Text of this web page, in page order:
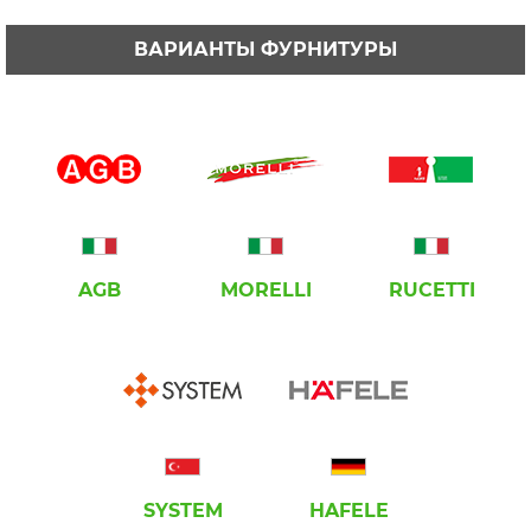
ВАРИАНТЫ ФУРНИТУРЫ
AGB MORELLI RUCETTI
SYSTEM HAFELE